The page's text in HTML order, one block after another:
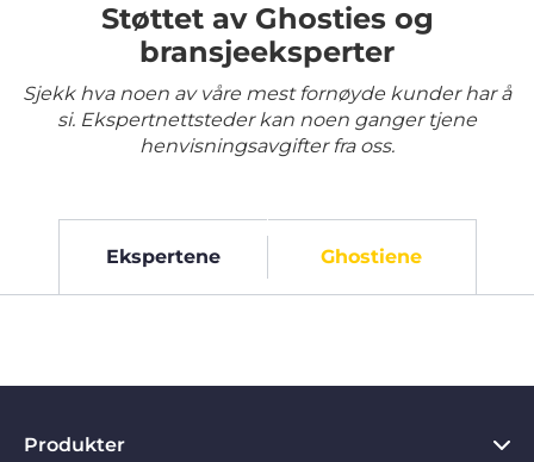
Støttet av Ghosties og
bransjeeksperter
Sjekk hva noen av våre mest fornøyde kunder har å
si. Ekspertnettsteder kan noen ganger tjene
henvisningsavgifter fra oss.
Ekspertene Ghostiene
Produkter